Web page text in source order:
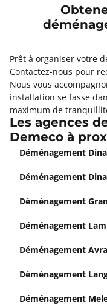
Prêt à organiser votre
Contactez-nous pour
Nous vous
installation se fasse
maximum de
Les agences
Demeco à
Déménagement
Déménagement
Déménagement
Déménagement
Déménagement
Déménagement
Déménagement